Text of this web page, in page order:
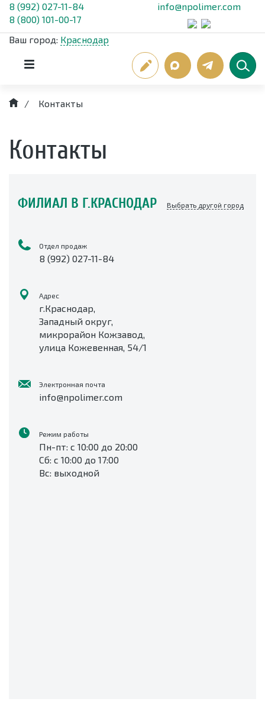
8 (992) 027-11-84
8 (800) 101-00-17
info@npolimer.com
Ваш город: Краснодар
/ Контакты
Контакты
ФИЛИАЛ В Г.КРАСНОДАР Выбрать другой город
Отдел продаж
8 (992) 027-11-84
Адрес
г.Краснодар,
Западный округ,
микрорайон Кожзавод,
улица Кожевенная, 54/1
Электронная почта
info@npolimer.com
Режим работы
Пн-пт: с 10:00 до 20:00
Сб: с 10:00 до 17:00
Вс: выходной